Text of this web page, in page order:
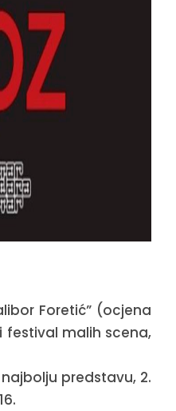
Foretić” (ocjena
festival malih scena,
predstavu, 2.